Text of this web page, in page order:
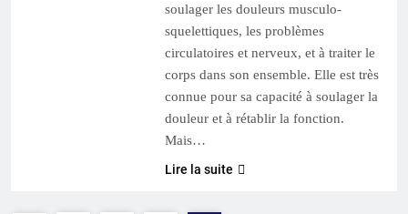
soulager les douleurs musculo-
squelettiques, les problèmes
circulatoires et nerveux, et à traiter le
corps dans son ensemble. Elle est très
connue pour sa capacité à soulager la
douleur et à rétablir la fonction.
Mais…
Lire la suite